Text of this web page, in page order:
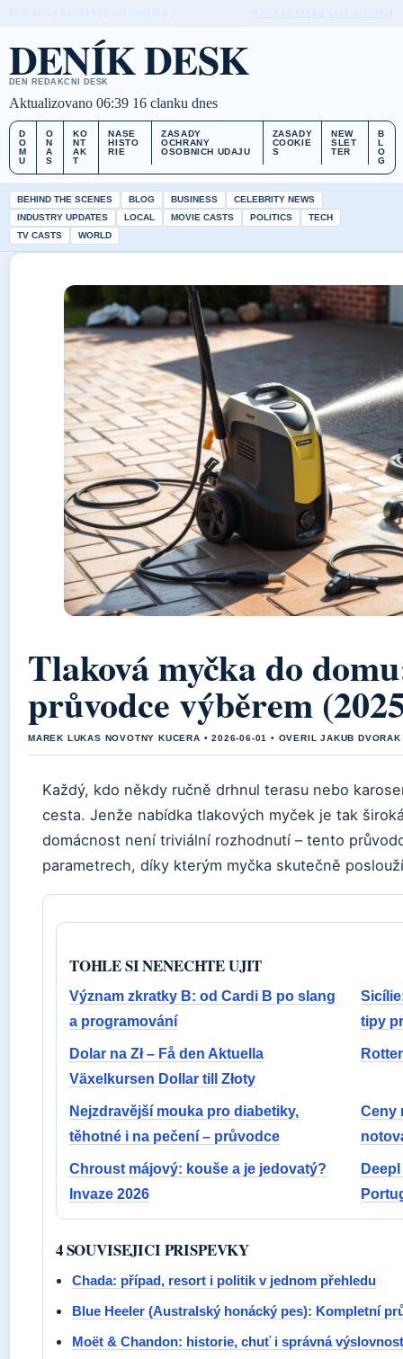
DENÍK DESK
DEN REDAKCNI DESK
Aktualizovano 06:39 16 clanku dnes
D
O
M
U
O
N
A
S
KO
NT
AK
T
NASE
HISTO
RIE
ZASADY
OCHRANY
OSOBNICH UDAJU
ZASADY
COOKIE
S
NEW
SLET
TER
B
L
O
G
BEHIND THE SCENES BLOG BUSINESS
CELEBRITY NEWS
INDUSTRY UPDATES
LOCAL MOVIE CASTS POLITICS
TECH
TV CASTS
WORLD
Tlaková myčka do
průvodce výběrem
MAREK LUKAS NOVOTNY KUCERA • 2026-06-01 • OVERIL JAKUB DVORAK
Každý, kdo někdy ručně drhnul terasu nebo
cesta. Jenže nabídka tlakových myček je tak
domácnost není triviální rozhodnutí – tento
parametrech, díky kterým myčka skutečně
TOHLE SI NENECHTE UJIT
Význam zkratky B: od Cardi B po slang
a programování
tipy
Dolar na Zł – Få den Aktuella
Växelkursen Dollar till Złoty
Nejzdravější mouka pro diabetiky,
těhotné i na pečení – průvodce
Ceny
Chroust májový: kouše a je jedovatý?
Invaze 2026
4 SOUVISEJICI PRISPEVKY
Chada: případ, resort i politik v jednom přehledu
Blue Heeler (Australský honácký pes): Kompletní
Moët & Chandon: historie, chuť i správná výslovnost